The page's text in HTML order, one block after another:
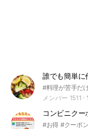
メンバー 1511
コンビニク
#お得 #クーポ